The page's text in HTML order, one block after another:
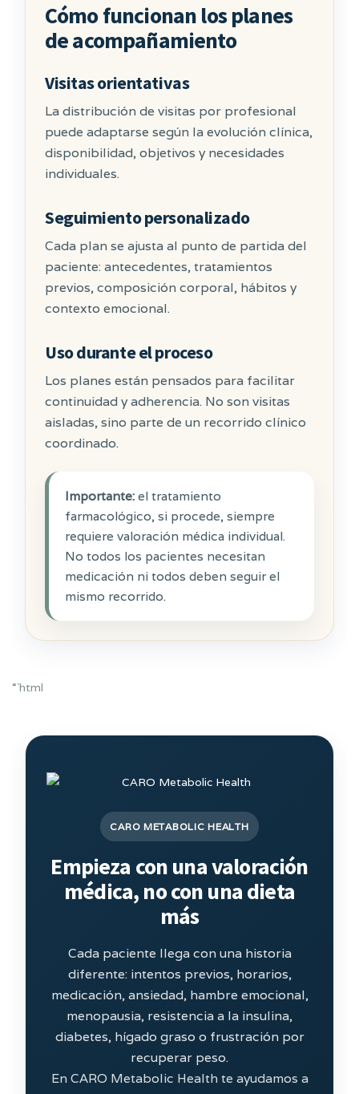
Cómo funcionan los planes
de acompañamiento
Visitas orientativas
La distribución de visitas por profesional
puede adaptarse según la evolución clínica,
disponibilidad, objetivos y necesidades
individuales.
Seguimiento personalizado
Cada plan se ajusta al punto de partida del
paciente: antecedentes, tratamientos
previos, composición corporal, hábitos y
contexto emocional.
Uso durante el proceso
Los planes están pensados para facilitar
continuidad y adherencia. No son visitas
aisladas, sino parte de un recorrido clínico
coordinado.
Importante: el tratamiento
farmacológico, si procede, siempre
requiere valoración médica individual.
No todos los pacientes necesitan
medicación ni todos deben seguir el
mismo recorrido.
“`html
CARO METABOLIC HEALTH
Empieza con una valoración
médica, no con una dieta
más
Cada paciente llega con una historia
diferente: intentos previos, horarios,
medicación, ansiedad, hambre emocional,
menopausia, resistencia a la insulina,
diabetes, hígado graso o frustración por
recuperar peso.
En CARO Metabolic Health te ayudamos a